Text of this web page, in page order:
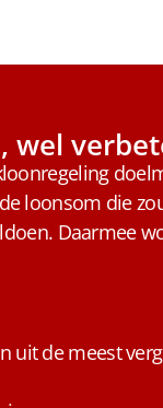
wel
loonsom die
Daarmee
uit de meest